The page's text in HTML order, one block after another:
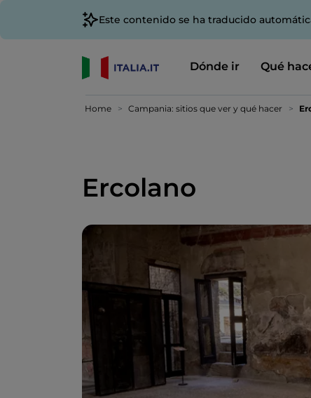
Este contenido se ha traducido
Dónde ir Qué
Home Campania: sitios que ver y qué hacer
Ercolano